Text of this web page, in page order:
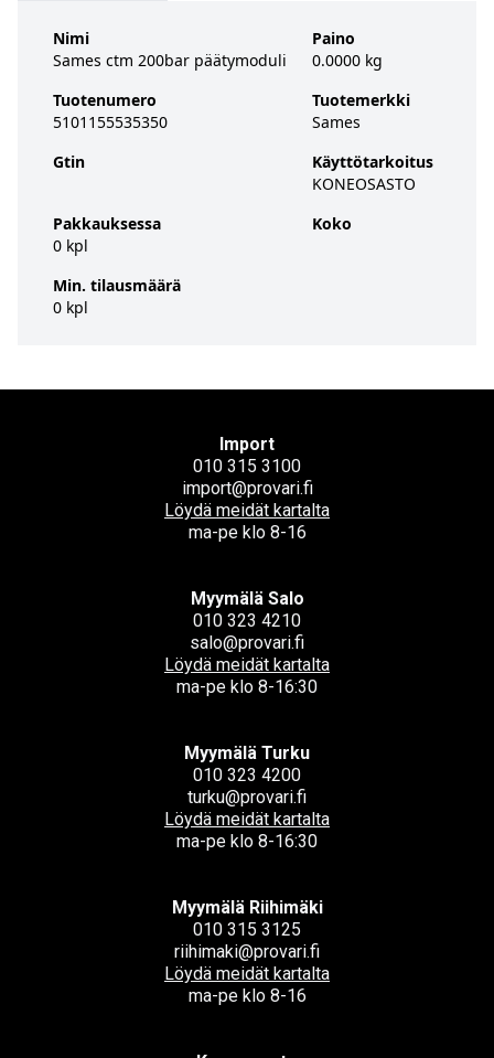
Nimi
Sames ctm 200bar päätymoduli
Tuotenumero
5101155535350
Gtin
Pakkauksessa
0 kpl
Min. tilausmäärä
0 kpl
Paino
0.0000 kg
Tuotemerkki
Sames
Käyttötarkoitus
KONEOSASTO
Koko
Import
010 315 3100
import@provari.fi
Löydä meidät kartalta
ma-pe klo 8-16
Myymälä Salo
010 323 4210
salo@provari.fi
Löydä meidät kartalta
ma-pe klo 8-16:30
Myymälä Turku
010 323 4200
turku@provari.fi
Löydä meidät kartalta
ma-pe klo 8-16:30
Myymälä Riihimäki
010 315 3125
riihimaki@provari.fi
Löydä meidät kartalta
ma-pe klo 8-16